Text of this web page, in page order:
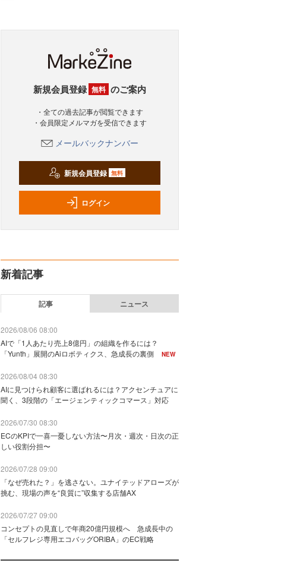
新規会員登録 無料 のご案内
・全ての過去記事が閲覧できます
・会員限定メルマガを受信できます
メールバックナンバー
新規会員登録 無料
ログイン
新着記事
記事 ニュース
2026/08/06 08:00
AIで「1人あたり売上8億円」の組織を作るには？
「Yunth」展開のAiロボティクス、急成長の裏側
NEW
2026/08/04 08:30
AIに見つけられ顧客に選ばれるには？アクセンチュアに
聞く、3段階の「エージェンティックコマース」対応
2026/07/30 08:30
ECのKPIで一喜一憂しない方法〜月次・週次・日次の正
しい役割分担〜
2026/07/28 09:00
「なぜ売れた？」を逃さない。ユナイテッドアローズが
挑む、現場の声を“良質に”収集する店舗AX
2026/07/27 09:00
コンセプトの見直しで年商20億円規模へ 急成長中の
「セルフレジ専用エコバッグORIBA」のEC戦略